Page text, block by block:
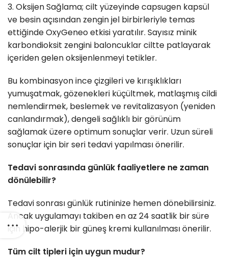
3. Oksijen Sağlama; cilt yüzeyinde capsugen kapsül
ve besin açısından zengin jel birbirleriyle temas
ettiğinde OxyGeneo etkisi yaratılır. Sayısız minik
karbondioksit zengini baloncuklar ciltte patlayarak
içeriden gelen oksijenlenmeyi tetikler.
Bu kombinasyon ince çizgileri ve kırışıklıkları
yumuşatmak, gözenekleri küçültmek, matlaşmış cildi
nemlendirmek, beslemek ve revitalizasyon (yeniden
canlandırmak), dengeli sağlıklı bir görünüm
sağlamak üzere optimum sonuçlar verir. Uzun süreli
sonuçlar için bir seri tedavi yapılması önerilir.
Tedavi sonrasında günlük faaliyetlere ne zaman
dönülebilir?
Tedavi sonrası günlük rutininize hemen dönebilirsiniz.
Ancak uygulamayı takiben en az 24 saatlik bir süre
için hipo-alerjik bir güneş kremi kullanılması önerilir.
Tüm cilt tipleri için uygun mudur?